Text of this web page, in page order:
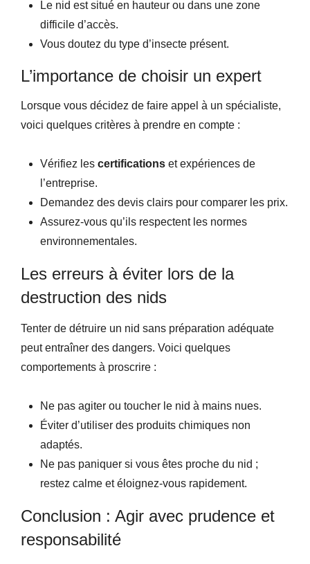
Le nid est situé en hauteur ou dans une zone
difficile d’accès.
Vous doutez du type d’insecte présent.
L’importance de choisir un expert
Lorsque vous décidez de faire appel à un spécialiste,
voici quelques critères à prendre en compte :
Vérifiez les certifications et expériences de
l’entreprise.
Demandez des devis clairs pour comparer les prix.
Assurez-vous qu’ils respectent les normes
environnementales.
Les erreurs à éviter lors de la
destruction des nids
Tenter de détruire un nid sans préparation adéquate
peut entraîner des dangers. Voici quelques
comportements à proscrire :
Ne pas agiter ou toucher le nid à mains nues.
Éviter d’utiliser des produits chimiques non
adaptés.
Ne pas paniquer si vous êtes proche du nid ;
restez calme et éloignez-vous rapidement.
Conclusion : Agir avec prudence et
responsabilité